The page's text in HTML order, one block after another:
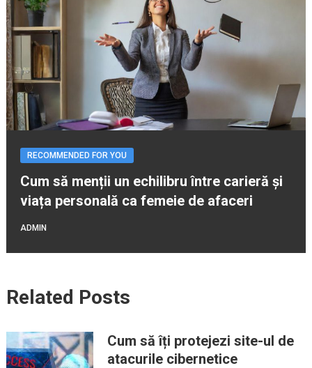
RECOMMENDED FOR YOU
Cum să menții un echilibru între carieră și
viața personală ca femeie de afaceri
ADMIN
Related Posts
Cum să îți protejezi site-ul de
atacurile cibernetice